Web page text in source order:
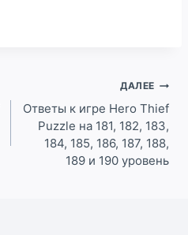
ДАЛЕЕ
Ответы к игре Hero Thief
Puzzle на 181, 182, 183,
184, 185, 186, 187, 188,
189 и 190 уровень